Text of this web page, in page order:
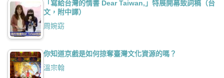
「寫給台灣的情書 Dear Taiwan,」特展開幕致詞稿（台
文，附中譯）
周婉窈
你知道京戲是如何掠奪臺灣文化資源的嗎？
溫宗翰